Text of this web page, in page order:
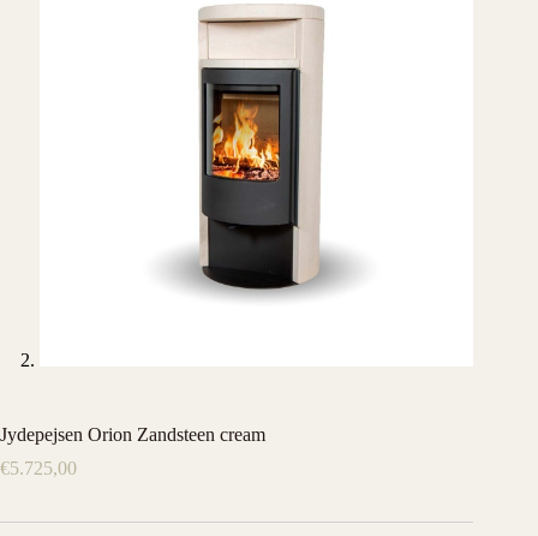
Jydepejsen Orion Zandsteen cream
€5.725,00